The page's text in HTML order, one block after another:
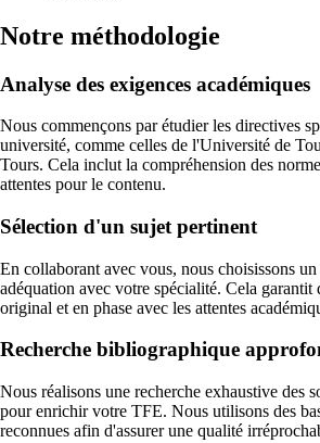
Notre méthodologie
Analyse des exigences académiques
Nous commençons par étudier les directives
université, comme celles de l'Université de
Tours. Cela inclut la compréhension des
attentes pour le contenu.
Sélection d'un sujet pertinent
En collaborant avec vous, nous choisissons
adéquation avec votre spécialité. Cela
original et en phase avec les attentes
Recherche bibliographique
Nous réalisons une recherche exhaustive des
pour enrichir votre TFE. Nous utilisons des
reconnues afin d'assurer une qualité